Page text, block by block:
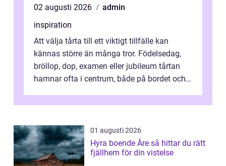
02 augusti 2026
admin
inspiration
Att välja tårta till ett viktigt tillfälle kan
kännas större än många tror. Födelsedag,
bröllop, dop, examen eller jubileum tårtan
hamnar ofta i centrum, både på bordet och i
01 augusti 2026
Hyra boende Åre så hittar du rätt
fjällhem för din vistelse